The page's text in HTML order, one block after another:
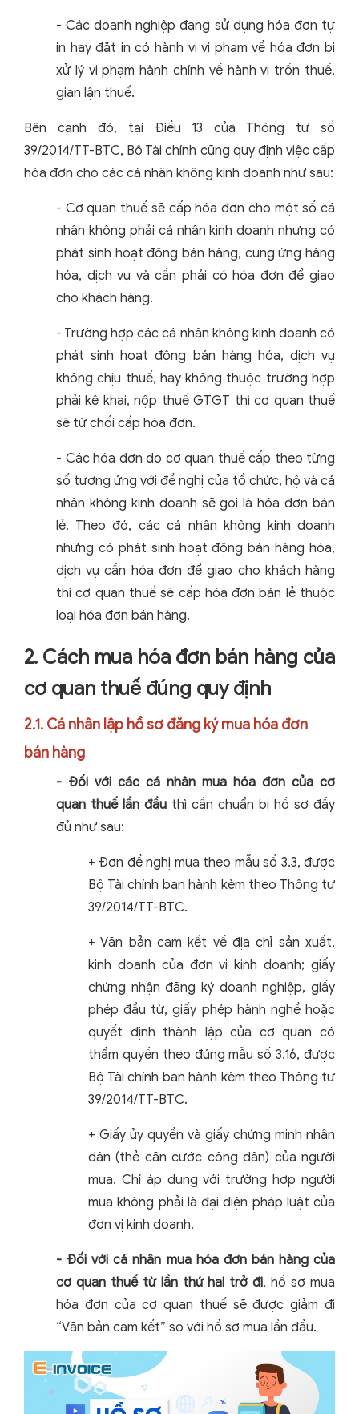
- Các doanh nghiệp đang sử dụng hóa đơn tự
in hay đặt in có hành vi vi phạm về hóa đơn bị
xử lý vi phạm hành chính về hành vi trốn thuế,
gian lận thuế.
Bên cạnh đó, tại Điều 13 của Thông tư số
39/2014/TT-BTC, Bộ Tài chính cũng quy định việc cấp
hóa đơn cho các cá nhân không kinh doanh như sau:
- Cơ quan thuế sẽ cấp hóa đơn cho một số cá
nhân không phải cá nhân kinh doanh nhưng có
phát sinh hoạt động bán hàng, cung ứng hàng
hóa, dịch vụ và cần phải có hóa đơn để giao
cho khách hàng.
- Trường hợp các cá nhân không kinh doanh có
phát sinh hoạt động bán hàng hóa, dịch vụ
không chịu thuế, hay không thuộc trường hợp
phải kê khai, nộp thuế GTGT thì cơ quan thuế
sẽ từ chối cấp hóa đơn.
- Các hóa đơn do cơ quan thuế cấp theo từng
số tương ứng với đề nghị của tổ chức, hộ và cá
nhân không kinh doanh sẽ gọi là hóa đơn bán
lẻ. Theo đó, các cá nhân không kinh doanh
nhưng có phát sinh hoạt động bán hàng hóa,
dịch vụ cần hóa đơn để giao cho khách hàng
thì cơ quan thuế sẽ cấp hóa đơn bán lẻ thuộc
loại hóa đơn bán hàng.
2. Cách mua hóa đơn bán hàng của
cơ quan thuế đúng quy định
2.1. Cá nhân lập hồ sơ đăng ký mua hóa đơn
bán hàng
- Đối với các cá nhân mua hóa đơn của cơ
quan thuế lần đầu thì cần chuẩn bị hồ sơ đầy
đủ như sau:
+ Đơn đề nghị mua theo mẫu số 3.3, được
Bộ Tài chính ban hành kèm theo Thông tư
39/2014/TT-BTC.
+ Văn bản cam kết về địa chỉ sản xuất,
kinh doanh của đơn vị kinh doanh; giấy
chứng nhận đăng ký doanh nghiệp, giấy
phép đầu từ, giấy phép hành nghề hoặc
quyết định thành lập của cơ quan có
thẩm quyền theo đúng mẫu số 3.16, được
Bộ Tài chính ban hành kèm theo Thông tư
39/2014/TT-BTC.
+ Giấy ủy quyền và giấy chứng minh nhân
dân (thẻ căn cước công dân) của người
mua. Chỉ áp dụng với trường hợp người
mua không phải là đại diện pháp luật của
đơn vị kinh doanh.
- Đối với cá nhân mua hóa đơn bán hàng của
cơ quan thuế từ lần thứ hai trở đi, hồ sơ mua
hóa đơn của cơ quan thuế sẽ được giảm đi
“Văn bản cam kết” so với hồ sơ mua lần đầu.